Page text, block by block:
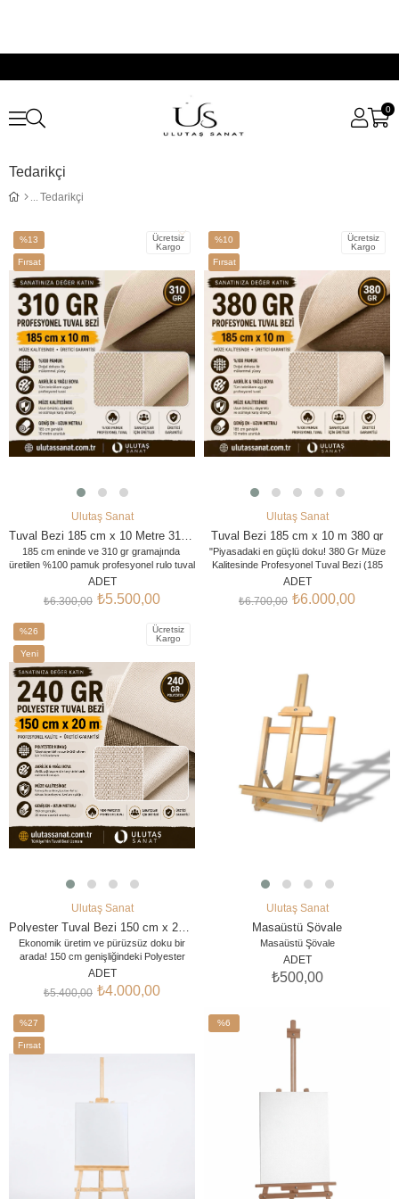
0
Tedarikçi
Tedarikçi
SEPETE EKLE
%13
İndirim
%13İndirim
Fırsat
Ürünü
Ücretsiz
Kargo
Ulutaş Sanat
185 cm eninde ve 310 gr gramajında ​​
üretilen %100 pamuk profesyonel rulo tuval
bezi; yoğun doku, astarlı veriler ve yüksek
stoklarla kullanıcılar, atölyeler ve eğitim
kurumları için güvenilir bir çalışma zemini
uygun olan ürün, ihtiyacınıza göre 5 metre,
10 metre ve 20 metre metraj
seçenekleriyle sunulmaktadır.
ADET
₺5.500,00
₺6.300,00
SEPETE EKLE
%10
İndirim
%10İndirim
Fırsat
Ürünü
Ücretsiz
Kargo
Ulutaş Sanat
Tuval Bezi 185 cm x 10 m 380 gr
"Piyasadaki en güçlü doku! 380 Gr Müze
Kalitesinde Profesyonel Tuval Bezi (185
cm x 10 m), sadece Ulutaş Sanat
tarafından üretilen özel bir seridir. Yağlı
boya ve akrilikte maksimum performans
ADET
₺6.000,00
₺6.700,00
SEPETE EKLE
%26
İndirim
%26İndirim
Yeni
Ürün
Ücretsiz
Kargo
Ulutaş Sanat
Ekonomik üretim ve pürüzsüz doku bir
arada! 150 cm genişliğindeki Polyester
Tuval Bezimiz, özellikle dijital baskı, seri
üretim tablolar ve hobi çalışmaları için
tasarlanmış, bütçe dostu bir fiyat-
avantajıyla maliyetlerinizi düşürün
ADET
₺4.000,00
₺5.400,00
SEPETE EKLE
Ulutaş Sanat
Masaüstü Şövale
Masaüstü Şövale
ADET
₺500,00
%27
İndirim
Fırsat
%6